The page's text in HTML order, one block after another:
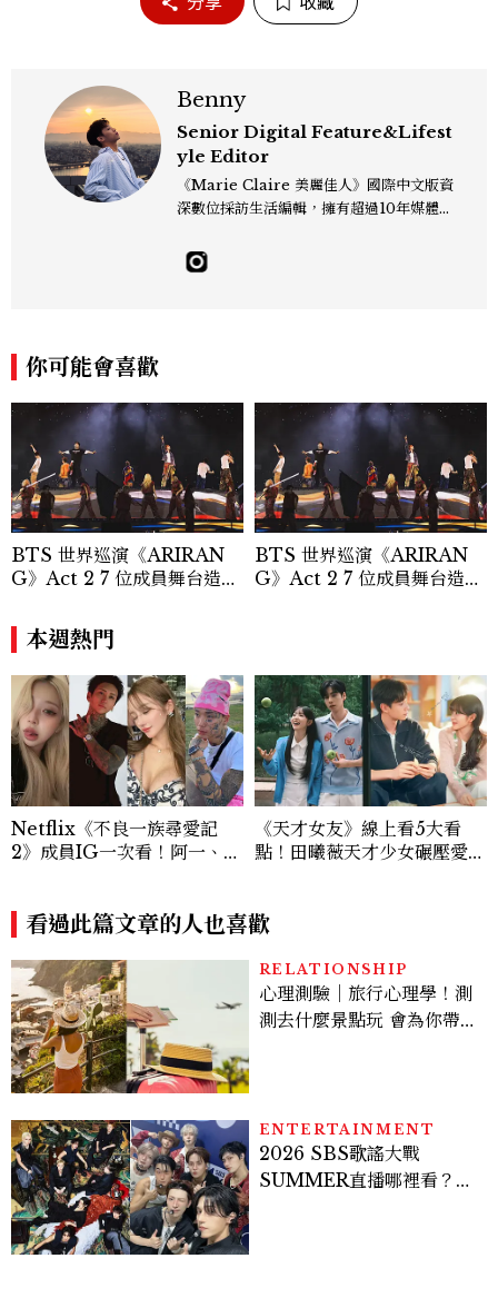
Benny
Senior Digital Feature&Lifest
yle Editor
《Marie Claire 美麗佳人》國際中文版資
深數位採訪生活編輯，擁有超過10年媒體與
飯店、奢華旅宿、旅遊景點、航空等領域，
另涉獵3C家電、居家生活範疇，具備實測
pella、Mandarin Oriental、JOAL
I、Raffles、Banyan Tree、IHG、Ma
rriott等頂級飯店集團。 策劃並執行超過7
0篇深度專題「MC開房間」、260 篇以上
「玩咖懶人包」盤點類文章，致力用專業視
角提供讀者最新話題、兼具風格與實用的高
品質生活旅遊靈感內容。 Contact：ben
ny_yang@mctw.com.tw
你可能會喜歡
BTS 世界巡演《ARIRAN
G》Act 2 7 位成員舞台造型
BTS 世界巡演《ARIRAN
G》Act 2 7 位成員舞台造型
本週熱門
Netflix《不良一族尋愛記
2》成員IG一次看！阿一、彩
《天才女友》線上看5大看
點！田曦薇天才少女碾壓愛因
看過此篇文章的人也喜歡
RELATIONSHIP
心理測驗｜旅行心理學！測
測去什麼景點玩 會為你帶來
ENTERTAINMENT
2026 SBS歌謠大戰
SUMMER直播哪裡看？